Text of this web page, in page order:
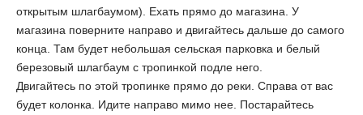
открытым шлагбаумом). Ехать прямо до магазина. У
магазина поверните направо и двигайтесь дальше до самого
конца. Там будет небольшая сельская парковка и белый
березовый шлагбаум с тропинкой подле него.
Двигайтесь по этой тропинке прямо до реки. Справа от вас
будет колонка. Идите направо мимо нее. Постарайтесь